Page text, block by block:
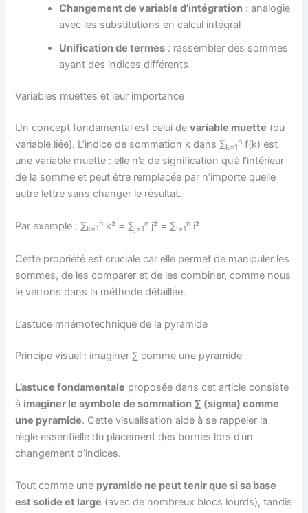
Changement de variable d’intégration : analogie
avec les substitutions en calcul intégral
Unification de termes : rassembler des sommes
ayant des indices différents
Variables muettes et leur importance
Un concept fondamental est celui devariable muette (ou
variable liée). L’indice de sommation k dans ∑k=1
n f(k) est
une variable muette : elle n’a de signification qu’à l’intérieur
de la somme et peut être remplacée par n’importe quelle
autre lettre sans changer le résultat.
Par exemple : ∑k=1
n k² = ∑j=1
n j² = ∑i=1
n i²
Cette propriété est cruciale car elle permet de manipuler les
sommes, de les comparer et de les combiner, comme nous
le verrons dans la méthode détaillée.
L’astuce mnémotechnique de la pyramide
Principe visuel : imaginer ∑ comme une pyramide
L’astuce fondamentale proposée dans cet article consiste
à imaginer le symbole de sommation ∑ (sigma) comme
une pyramide. Cette visualisation aide à se rappeler la
règle essentielle du placement des bornes lors d’un
changement d’indices.
Tout comme une pyramide ne peut tenir que si sa base
est solide et large (avec de nombreux blocs lourds), tandis